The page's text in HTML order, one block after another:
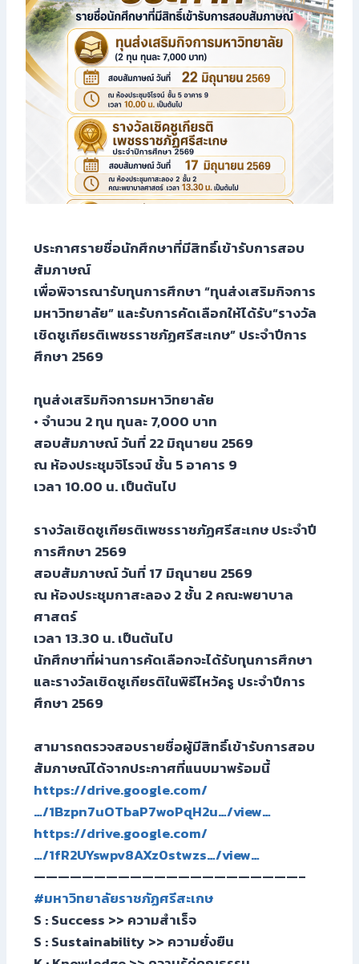
ประกาศรายชื่อนักศึกษาที่มีสิทธิ์เข้ารับการสอบ
สัมภาษณ์
เพื่อพิจารณารับทุนการศึกษา “ทุนส่งเสริมกิจการ
มหาวิทยาลัย” และรับการคัดเลือกให้ได้รับ“รางวัล
เชิดชูเกียรติเพชรราชภัฏศรีสะเกษ” ประจำปีการ
ศึกษา 2569
ทุนส่งเสริมกิจการมหาวิทยาลัย
• จำนวน 2 ทุน ทุนละ 7,000 บาท
สอบสัมภาษณ์ วันที่ 22 มิถุนายน 2569
ณ ห้องประชุมจิโรจน์ ชั้น 5 อาคาร 9
เวลา 10.00 น. เป็นต้นไป
รางวัลเชิดชูเกียรติเพชรราชภัฏศรีสะเกษ ประจำปี
การศึกษา 2569
สอบสัมภาษณ์ วันที่ 17 มิถุนายน 2569
ณ ห้องประชุมกาสะลอง 2 ชั้น 2 คณะพยาบาล
ศาสตร์
เวลา 13.30 น. เป็นต้นไป
นักศึกษาที่ผ่านการคัดเลือกจะได้รับทุนการศึกษา
และรางวัลเชิดชูเกียรติในพิธีไหว้ครู ประจำปีการ
ศึกษา 2569
สามารถตรวจสอบรายชื่อผู้มีสิทธิ์เข้ารับการสอบ
สัมภาษณ์ได้จากประกาศที่แนบมาพร้อมนี้
https://drive.google.com/
…/1Bzpn7uOTbaP7woPqH2u…/view…
https://drive.google.com/
…/1fR2UYswpv8AXz0stwzs…/view…
——————————————————————–
#มหาวิทยาลัยราชภัฏศรีสะเกษ
S : Success >> ความสำเร็จ
S : Sustainability >> ความยั่งยืน